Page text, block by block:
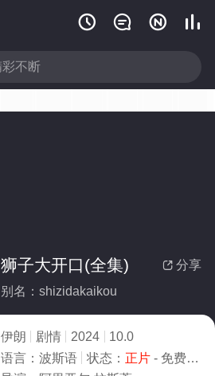
   
 分享
狮子大开口(全集)
别名：shizidakaikou
伊朗 剧情 2024
10.0
语言： 波斯语 状态： 正片- 免费观看